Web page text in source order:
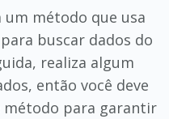
um método que usa
buscar dados do
realiza algum
então você deve
método para garantir